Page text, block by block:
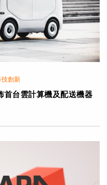
技創新
首台雲計算機及配送機器